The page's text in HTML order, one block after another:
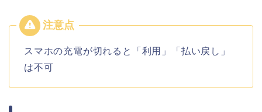
スマホの充電が切れると「利用」「払い戻し」
は不可